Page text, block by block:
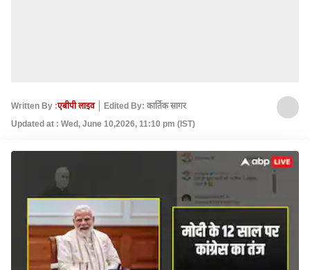
Written By :एबीपी लाइव
Edited By: कार्तिक सागर
Updated at : Wed, June 10,2026, 11:10 pm (IST)